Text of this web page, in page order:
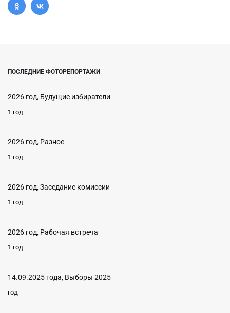
ПОСЛЕДНИЕ ФОТОРЕПОРТАЖИ
2026 год, Будущие избиратели
1 год
2026 год, Разное
1 год
2026 год, Заседание комиссии
1 год
2026 год, Рабочая встреча
1 год
14.09.2025 года, Выборы 2025
год